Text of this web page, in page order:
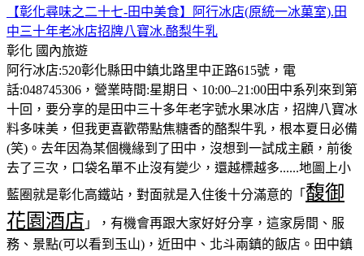
【彰化尋味之二十七-田中美食】阿行冰店(原統一冰菓室).田
中三十年老冰店招牌八寶冰.酪梨牛乳
彰化 國內旅遊
阿行冰店:520彰化縣田中鎮北路里中正路615號，電
話:048745306，營業時間:星期日、10:00–21:00田中系列來到第
十回，要分享的是田中三十多年老字號水果冰店，招牌八寶冰
料多味美，但我更喜歡帶點焦糖香的酪梨牛乳，根本夏日必備
(笑)。去年因為某個機緣到了田中，沒想到一試成主顧，前後
去了三次，口袋名單不止沒有變少，還越標越多......地圖上小
藍圈就是彰化高鐵站，對面就是入住後十分滿意的「 馥御
花園酒店 」，有機會再跟大家好好分享，這家房間、服
務、景點(可以看到玉山)，近田中、北斗兩鎮的飯店。田中鎮